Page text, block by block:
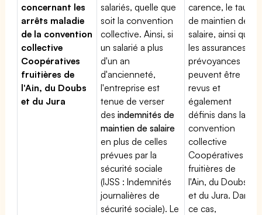
concernant les
arrêts maladie
de la convention
collective
Coopératives
fruitières de
l'Ain, du Doubs
et du Jura
salariés, quelle que
soit la convention
collective. Ainsi, si
un salarié a plus
d'un an
d'ancienneté,
l'entreprise est
tenue de verser
desindemnités de
maintien de salaire
en plus de celles
prévues par la
sécurité sociale
(IJSS : Indemnités
journalières de
sécurité sociale). Le
carence, le taux
de maintien de
salaire, ainsi que
les assurances
prévoyances
peuvent être
revus et
également
définis dans la
convention
collective
Coopératives
fruitières de
l'Ain, du Doubs
et du Jura. Dans
ce cas,